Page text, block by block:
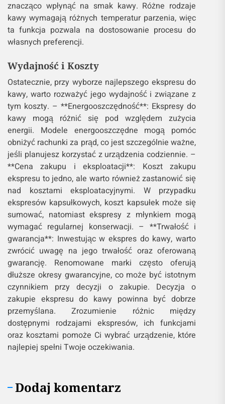
znacząco wpłynąć na smak kawy. Różne rodzaje
kawy wymagają różnych temperatur parzenia, więc
ta funkcja pozwala na dostosowanie procesu do
własnych preferencji.
Wydajność i Koszty
Ostatecznie, przy wyborze najlepszego ekspresu do
kawy, warto rozważyć jego wydajność i związane z
tym koszty. – **Energooszczędność**: Ekspresy do
kawy mogą różnić się pod względem zużycia
energii. Modele energooszczędne mogą pomóc
obniżyć rachunki za prąd, co jest szczególnie ważne,
jeśli planujesz korzystać z urządzenia codziennie. –
**Cena zakupu i eksploatacji**: Koszt zakupu
ekspresu to jedno, ale warto również zastanowić się
nad kosztami eksploatacyjnymi. W przypadku
ekspresów kapsułkowych, koszt kapsułek może się
sumować, natomiast ekspresy z młynkiem mogą
wymagać regularnej konserwacji. – **Trwałość i
gwarancja**: Inwestując w ekspres do kawy, warto
zwrócić uwagę na jego trwałość oraz oferowaną
gwarancję. Renomowane marki często oferują
dłuższe okresy gwarancyjne, co może być istotnym
czynnikiem przy decyzji o zakupie. Decyzja o
zakupie ekspresu do kawy powinna być dobrze
przemyślana. Zrozumienie różnic między
dostępnymi rodzajami ekspresów, ich funkcjami
oraz kosztami pomoże Ci wybrać urządzenie, które
najlepiej spełni Twoje oczekiwania.
Dodaj komentarz